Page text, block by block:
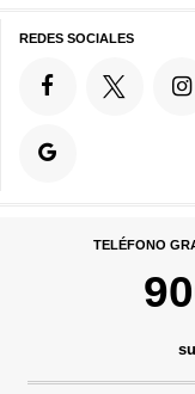
REDES SOCIALES
TELÉFONO